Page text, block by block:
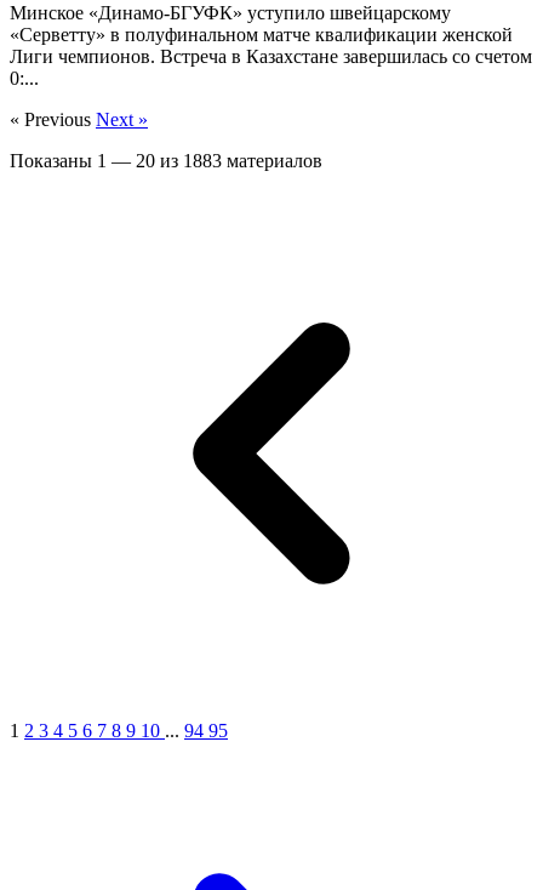
Минское «Динамо-БГУФК» уступило швейцарскому
«Серветту» в полуфинальном матче квалификации женской
Лиги чемпионов. Встреча в Казахстане завершилась со счетом
0:...
« Previous Next »
Показаны 1 — 20 из 1883 материалов
1 2 3 4 5 6 7 8 9 10 ... 94 95